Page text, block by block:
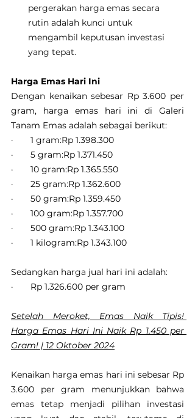
pergerakan harga emas secara
rutin adalah kunci untuk
mengambil keputusan investasi
yang tepat.
Harga Emas Hari Ini
Dengan kenaikan sebesar Rp 3.600 per
gram, harga emas hari ini di Galeri
Tanam Emas adalah sebagai berikut:
·       1 gram:Rp 1.398.300
·       5 gram:Rp 1.371.450
·       10 gram:Rp 1.365.550
·       25 gram:Rp 1.362.600
·       50 gram:Rp 1.359.450
·       100 gram:Rp 1.357.700
·       500 gram:Rp 1.343.100
·       1 kilogram:Rp 1.343.100
Sedangkan harga jual hari ini adalah:
·       Rp 1.326.600 per gram
Setelah Meroket, Emas Naik Tipis!
Harga Emas Hari Ini Naik Rp 1.450 per
Gram! | 12 Oktober 2024
Kenaikan harga emas hari ini sebesar Rp
3.600 per gram menunjukkan bahwa
emas tetap menjadi pilihan investasi